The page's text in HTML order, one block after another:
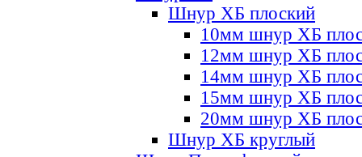
Шнур ХБ плоский
10мм шнур ХБ
12мм шнур ХБ
14мм шнур ХБ
15мм шнур ХБ
20мм шнур ХБ
Шнур ХБ круглый